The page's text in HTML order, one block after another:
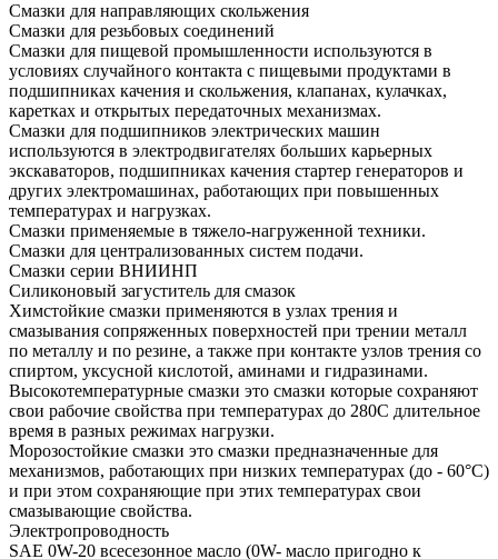
Смазки для направляющих скольжения
Смазки для резьбовых соединений
Смазки для пищевой промышленности используются в
условиях случайного контакта с пищевыми продуктами в
подшипниках качения и скольжения, клапанах, кулачках,
каретках и открытых передаточных механизмах.
Смазки для подшипников электрических машин
используются в электродвигателях больших карьерных
экскаваторов, подшипниках качения стартер генераторов и
других электромашинах, работающих при повышенных
температурах и нагрузках.
Смазки применяемые в тяжело-нагруженной техники.
Смазки для централизованных систем подачи.
Смазки серии ВНИИНП
Силиконовый загуститель для смазок
Химстойкие смазки применяются в узлах трения и
смазывания сопряженных поверхностей при трении металл
по металлу и по резине, а также при контакте узлов трения со
спиртом, уксусной кислотой, аминами и гидразинами.
Высокотемпературные смазки это смазки которые сохраняют
свои рабочие свойства при температурах до 280С длительное
время в разных режимах нагрузки.
Морозостойкие смазки это смазки предназначенные для
механизмов, работающих при низких температурах (до - 60°С)
и при этом сохраняющие при этих температурах свои
смазывающие свойства.
Электропроводность
SAE 0W-20 всесезонное масло (0W- масло пригодно к